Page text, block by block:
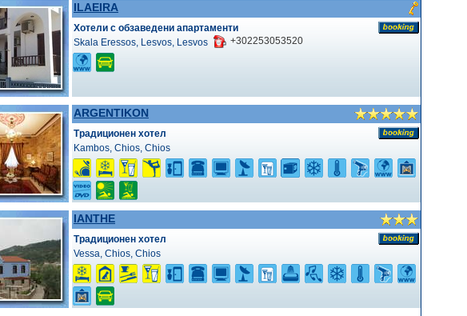
ILAEIRA
Хотели с обзаведени апартаменти
Skala Eressos, Lesvos, Lesvos
+302253053520
ARGENTIKON
Традиционен хотел
Kambos, Chios, Chios
IANTHE
Традиционен хотел
Vessa, Chios, Chios